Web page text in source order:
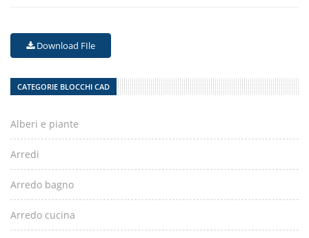
Download FIle
CATEGORIE BLOCCHI CAD
Alberi e piante
Arredi
Arredo bagno
Arredo cucina